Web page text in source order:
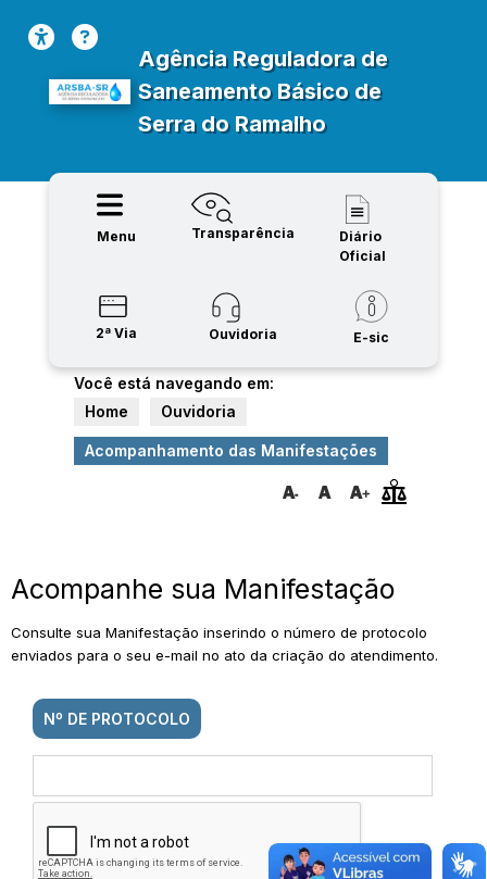
Agência Reguladora de
Saneamento Básico de
Serra do Ramalho
Menu Transparência
Diário
Oficial
2ª Via Ouvidoria E-sic
Você está navegando em:
Home
Ouvidoria
Acompanhamento das Manifestações
Acompanhe sua Manifestação
Consulte sua Manifestação inserindo o número de protocolo
enviados para o seu e-mail no ato da criação do atendimento.
Nº DE PROTOCOLO